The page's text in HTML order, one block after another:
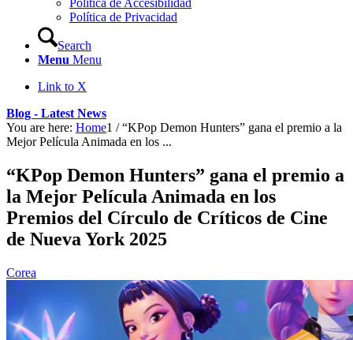
Política de Accesibilidad
Política de Privacidad
Search
Menu Menu
Link to X
Blog - Latest News
You are here: Home1 / “KPop Demon Hunters” gana el premio a la
Mejor Película Animada en los ...
“KPop Demon Hunters” gana el premio a
la Mejor Película Animada en los
Premios del Círculo de Críticos de Cine
de Nueva York 2025
Corea